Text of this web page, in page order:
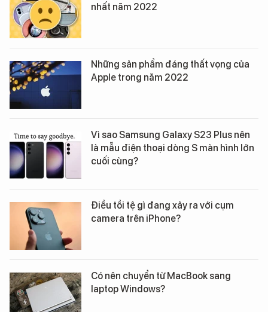
nhất năm 2022
Những sản phẩm đáng thất vọng của
Apple trong năm 2022
Vì sao Samsung Galaxy S23 Plus nên
là mẫu điện thoại dòng S màn hình lớn
cuối cùng?
Điều tồi tệ gì đang xảy ra với cụm
camera trên iPhone?
Có nên chuyển từ MacBook sang
laptop Windows?